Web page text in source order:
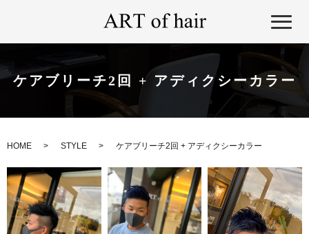
ケアブリーチ2回 + アディクシーカラー
HOME STYLE ケアブリーチ2回 + アディクシーカラー